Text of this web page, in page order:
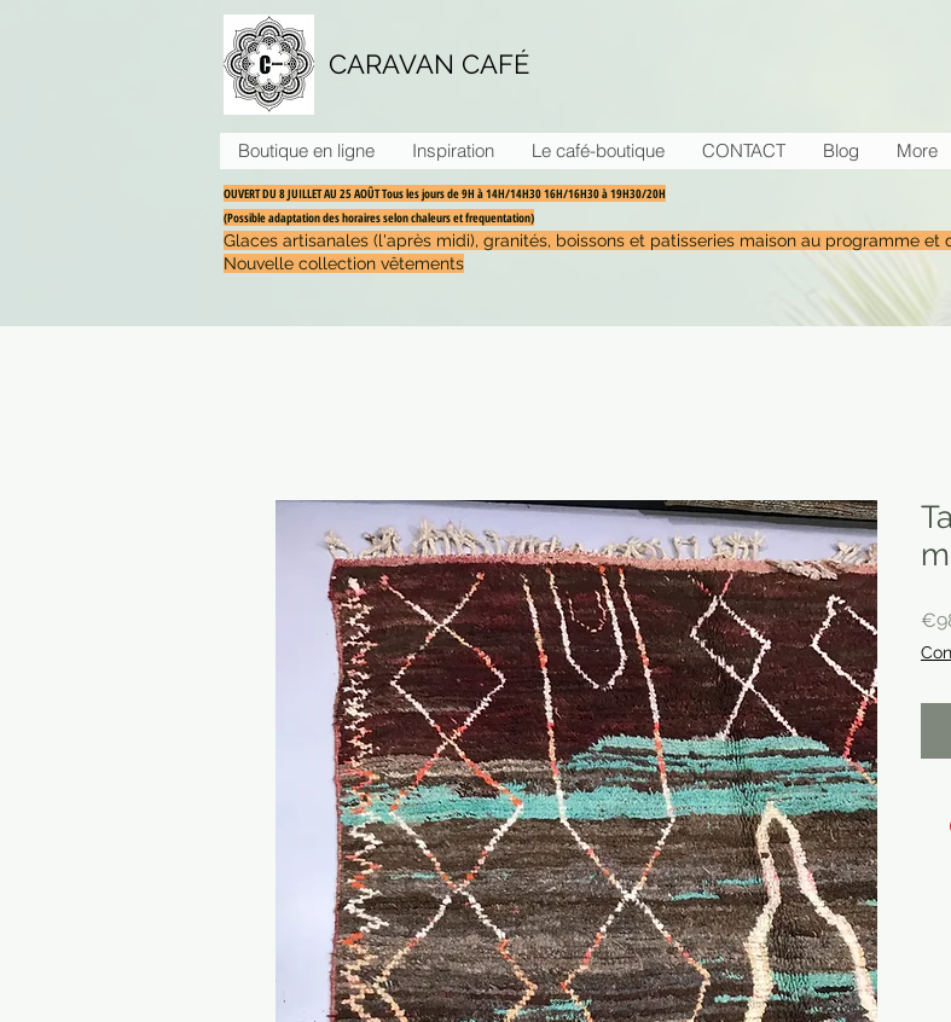
CARAVAN CAFÉ
Boutique en ligne Inspiration Le café-boutique CONTACT Blog More
OUVERT DU 8 JUILLET AU 25 AOÛT Tous les jours de 9H à 14H/14H30 16H/16H30 à 19H30/20H
(Possible adaptation des horaires selon chaleurs et frequentation)
Glaces artisanales (l'après midi), granités, boissons et patisseries maison au programme et
Nouvelle collection vêtements